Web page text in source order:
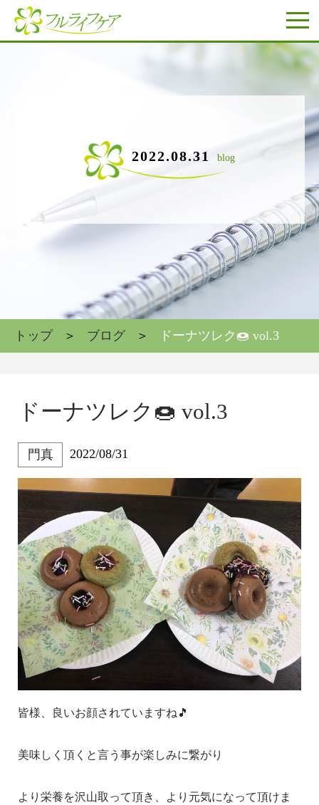
2022.08.31 blog
トップ ブログ ドーナツレク🍩 vol.3
ドーナツレク🍩 vol.3
門真 2022/08/31
皆様、良いお顔されていますね🎵
美味しく頂くと言う事が楽しみに繋がり
より栄養を沢山取って頂き、より元気になって頂けま